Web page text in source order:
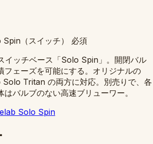
（スイッチ）
必須
イッチベース「Solo Spin」。開閉バル
フェーズを可能にする。オリジナルの
Tritan の両方に対応。別売りで、各
はバルブのない高速ブリューワー。
Solo Spin